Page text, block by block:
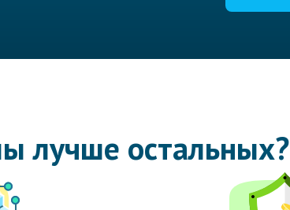
лучше остальных?